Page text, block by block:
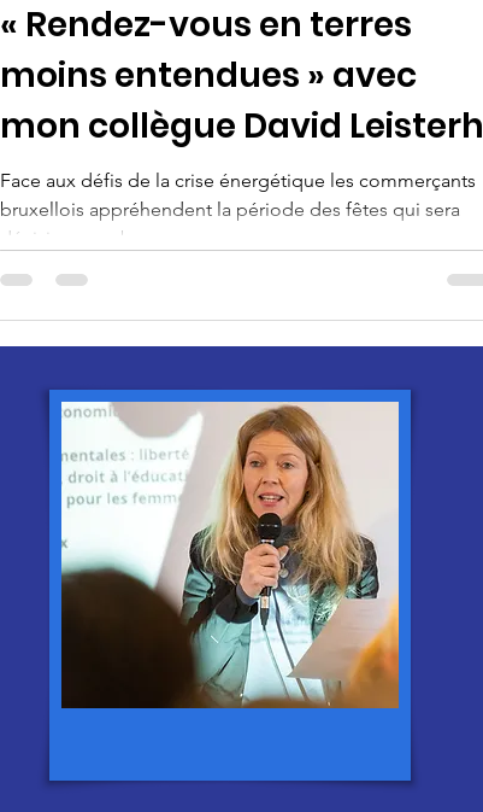
« Rendez-vous en terres
moins entendues » avec
mon collègue David Leisterh
Face aux défis de la crise énergétique les commerçants
bruxellois appréhendent la période des fêtes qui sera
décisive pour beaucoup...